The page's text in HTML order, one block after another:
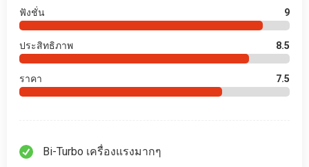
ฟังชั่น 9
ประสิทธิภาพ 8.5
ราคา 7.5
Bi-Turbo เครื่องแรงมากๆ